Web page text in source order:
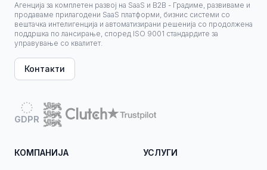
Агенција за комплетен развој на SaaS и B2B - Градиме, развиваме и
продаваме прилагодени SaaS платформи, бизнис системи со
вештачка интелигенција и автоматизирани решенија со продолжена
поддршка по лансирање, според ISO 9001 стандардите за
управување со квалитет.
Контакти
GDPR
КОМПАНИЈА УСЛУГИ